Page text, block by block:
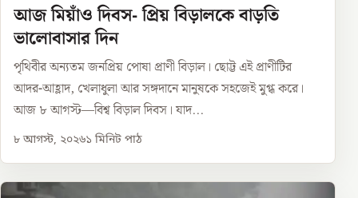
আজ মিয়াঁও দিবস- প্রিয় বিড়ালকে বাড়তি
ভালোবাসার দিন
পৃথিবীর অন্যতম জনপ্রিয় পোষা প্রাণী বিড়াল। ছোট্ট এই প্রাণীটির
আদর-আহ্লাদ, খেলাধুলা আর সঙ্গদানে মানুষকে সহজেই মুগ্ধ করে।
আজ ৮ আগস্ট—বিশ্ব বিড়াল দিবস। যাদ...
৮ আগস্ট, ২০২৬১ মিনিট পাঠ